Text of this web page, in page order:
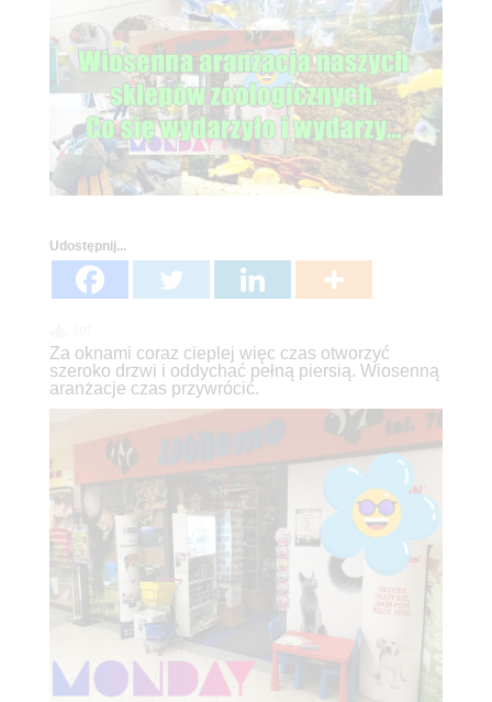
Udostępnij...
Za oknami coraz cieplej więc czas otworzyć
szeroko drzwi i oddychać pełną piersią. Wiosenną
aranżacje czas przywrócić.